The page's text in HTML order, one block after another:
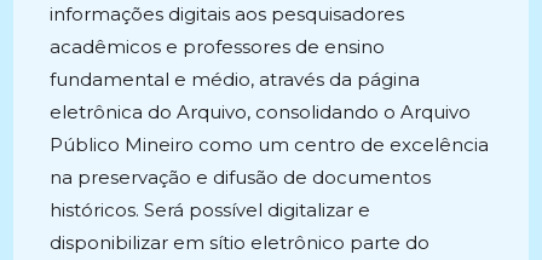
informações digitais aos pesquisadores
acadêmicos e professores de ensino
fundamental e médio, através da página
eletrônica do Arquivo, consolidando o Arquivo
Público Mineiro como um centro de excelência
na preservação e difusão de documentos
históricos. Será possível digitalizar e
disponibilizar em sítio eletrônico parte do